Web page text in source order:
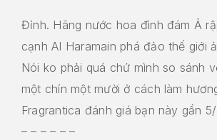
Đỉnh. Hãng nước hoa đình đám Ả
cạnh AI Haramain phá đảo thế giới
Nói ko phải quá chứ mình so sánh
một chín một mười ở cách làm
Fragrantica đánh giá bạn này gần
– – – – – –